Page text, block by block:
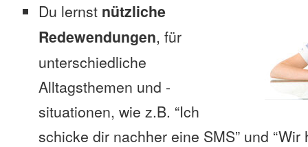
Du lernst nützliche
Redewendungen, für
unterschiedliche
Alltagsthemen und -
situationen, wie z.B. “Ich
schicke dir nachher eine SMS” und